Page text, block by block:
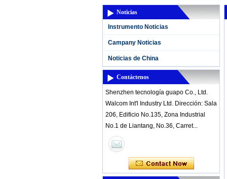
Noticias
Instrumento Noticias
Campany Noticias
Noticias de China
Contáctenos
Shenzhen tecnología guapo Co., Ltd.
Walcom Int'l Industry Ltd. Dirección: Sala
206, Edificio No.135, Zona Industrial
No.1 de Liantang, No.36, Carret...